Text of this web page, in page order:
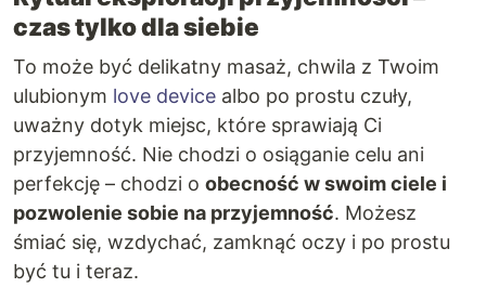
czas tylko dla siebie
To może być delikatny masaż, chwila z Twoim
ulubionym love device albo po prostu czuły,
uważny dotyk miejsc, które sprawiają Ci
przyjemność. Nie chodzi o osiąganie celu ani
perfekcję – chodzi o obecność w swoim ciele i
pozwolenie sobie na przyjemność. Możesz
śmiać się, wzdychać, zamknąć oczy i po prostu
być tu i teraz.